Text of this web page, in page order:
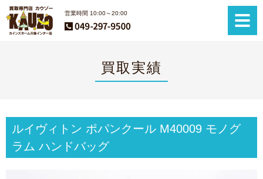
営業時間 10:00～20:00
買取実績
ルイヴィトン ポパンクール M40009 モノグ
ラム ハンドバッグ